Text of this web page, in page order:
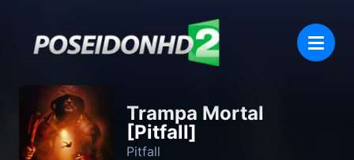
Trampa Mortal
[Pitfall]
Pitfall